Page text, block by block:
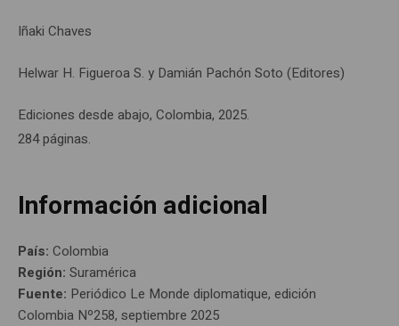
Iñaki Chaves
Helwar H. Figueroa S. y Damián Pachón Soto (Editores)
Ediciones desde abajo, Colombia, 2025.
284 páginas.
Información adicional
País: Colombia
Región: Suramérica
Fuente: Periódico Le Monde diplomatique, edición
Colombia Nº258, septiembre 2025